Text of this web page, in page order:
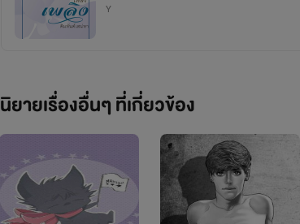
Y
นิยายเรื่องอื่นๆ ที่เกี่ยวข้อง